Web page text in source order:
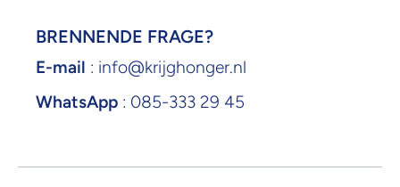
BRENNENDE FRAGE?
E-mail : info@krijghonger.nl
WhatsApp : 085-333 29 45